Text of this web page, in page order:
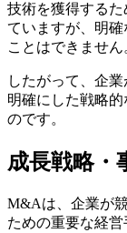
技術を獲得する
ていますが、明
ことはできません
したがって、企
明確にした戦略
のです。
成長戦略・
M&Aは、企業が
ための重要な経